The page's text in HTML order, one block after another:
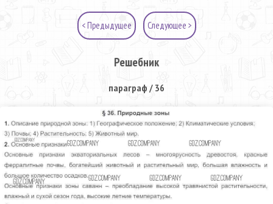
< Предыдущее Следующее >
Решебник
параграф / 36